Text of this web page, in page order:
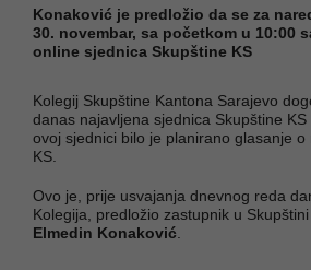
Konaković je predložio da se za
30. novembar, sa početkom u 10:00
online sjednica Skupštine KS
Kolegij Skupštine Kantona Sarajevo
danas najavljena sjednica Skupštine
ovoj sjednici bilo je planirano glasanje o
KS.
Ovo je, prije usvajanja dnevnog reda
Kolegija, predložio zastupnik u
Elmedin Konaković